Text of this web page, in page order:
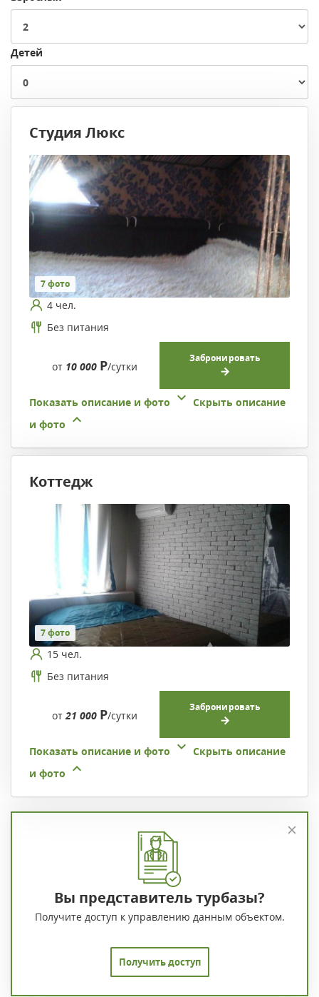
Детей
Студия Люкс
7 фото
4 чел.
Без питания
от 10 000 Р/сутки
Забронировать
Показать описание и фото
Скрыть описание
и фото
Коттедж
7 фото
15 чел.
Без питания
от21 000 Р/сутки
Забронировать
Показать описание и фото
Скрыть описание
и фото
Вы представитель турбазы?
Получите доступ к управлению данным объектом.
Получить доступ